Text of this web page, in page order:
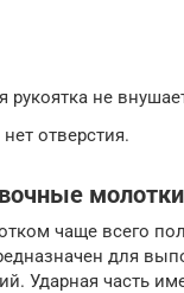
рукоятка не
отверстия.
молотки
чаще всего
для
Ударная часть